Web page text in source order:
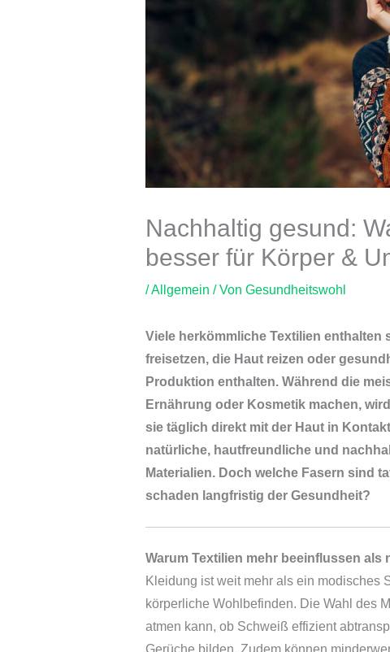
Nachhaltig gesund:
besser für Körper &
/Allgemein / Von Gesundheitswohl
Viele herkömmliche Textilien
freisetzen, die Haut reizen oder
Produktion enthalten. Während die
Ernährung oder Kosmetik machen,
sie täglich direkt mit der Haut in
natürliche, hautfreundliche und
Materialien. Doch welche Fasern sind
schaden langfristig der Gesundheit?
Warum Textilien mehr beeinflussen als
Kleidung ist weit mehr als ein modisches
körperliche Wohlbefinden. Die Wahl des
atmen kann, ob Schweiß effizient